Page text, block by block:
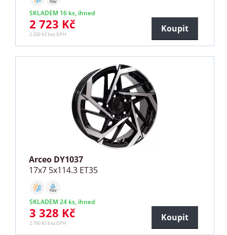
SKLADEM 16 ks, ihned
2 723 Kč
2 250 Kč bez DPH
Koupit
Arceo DY1037
17x7 5x114.3 ET35
SKLADEM 24 ks, ihned
3 328 Kč
2 750 Kč bez DPH
Koupit